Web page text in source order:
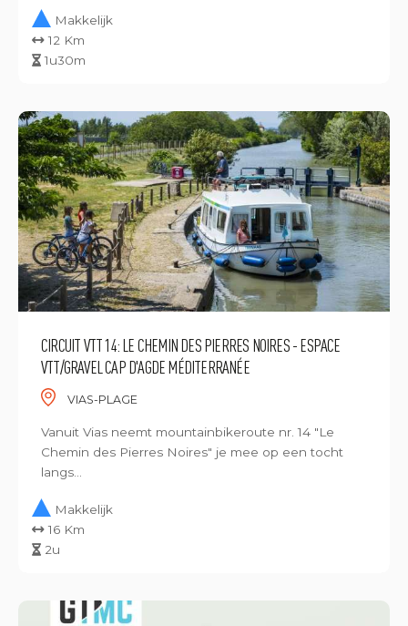
Makkelijk
12 Km
1u30m
CIRCUIT VTT 14: LE CHEMIN DES PIERRES NOIRES - ESPACE
VTT/GRAVEL CAP D'AGDE MÉDITERRANÉE
VIAS-PLAGE
Vanuit Vias neemt mountainbikeroute nr. 14 "Le
Chemin des Pierres Noires" je mee op een tocht
langs...
Makkelijk
16 Km
2u